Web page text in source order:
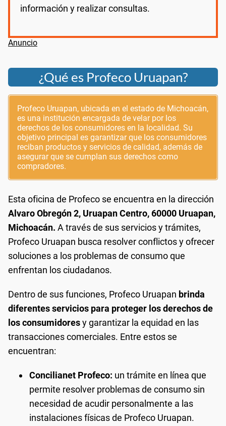
información y realizar consultas.
¿Qué es Profeco Uruapan?
Profeco Uruapan, ubicada en el estado de Michoacán,
es una institución encargada de velar por los
derechos de los consumidores en la localidad. Su
objetivo principal es garantizar que los consumidores
reciban productos y servicios de calidad, además de
asegurar que se cumplan sus derechos como
compradores.
Esta oficina de Profeco se encuentra en la dirección
Alvaro Obregón 2, Uruapan Centro, 60000 Uruapan,
Michoacán. A través de sus servicios y trámites,
Profeco Uruapan busca resolver conflictos y ofrecer
soluciones a los problemas de consumo que
enfrentan los ciudadanos.
Dentro de sus funciones, Profeco Uruapan brinda
diferentes servicios para proteger los derechos de
los consumidoresy garantizar la equidad en las
transacciones comerciales. Entre estos se
encuentran:
Concilianet Profeco: un trámite en línea que
permite resolver problemas de consumo sin
necesidad de acudir personalmente a las
instalaciones físicas de Profeco Uruapan.